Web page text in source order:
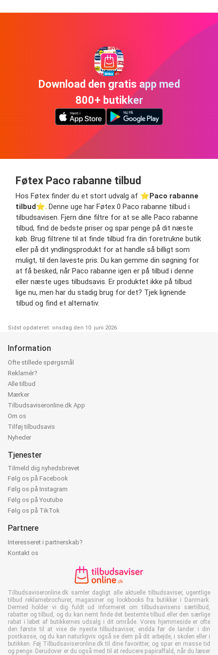
Download den gratis app med
800+ butikker
Føtex Paco rabanne tilbud
Hos Føtex finder du et stort udvalg af ⭐️Paco rabanne
tilbud⭐️. Denne uge har Føtex 0 Paco rabanne tilbud i
tilbudsavisen. Fjern dine filtre for at se alle Paco rabanne
tilbud, find de bedste priser og spar penge på dit næste
køb. Brug filtrene til at finde tilbud fra din foretrukne butik
eller på dit yndlingsprodukt for at handle så billigt som
muligt, til den laveste pris. Du kan gemme din søgning for
at få besked, når Paco rabanne igen er på tilbud i denne
eller næste uges tilbudsavis. Er produktet ikke på tilbud
lige nu, men har du stadig brug for det? Tjek lignende
tilbud og find et alternativ.
Sidst opdateret: onsdag den 10. juni 2026
Information
Ofte stillede spørgsmål
Reklamér?
Alle tilbud
Mærker
Tilbudsaviseronline.dk App
Om os
Tilføj tilbudsavis
Nyheder
Tjenester
Tilmeld dig nyhedsbrevet
Følg os på Facebook
Følg os på Instagram
Følg os på Youtube
Følg os på TikTok
Partnere
Interesseret i partnerskab?
Kontakt os
Tilbudsaviseronline.dk samler dagligt alle aktuelle tilbudsaviser, ugentlige
tilbud reklamebrochurer, magasiner og lookbooks fra butikker i Danmark.
Dermed holder vi dig fuldt ud informeret om tilbudsavisens særtilbud,
rabatter og tilbud, og du kan nemt finde det bestemte tilbud eller den særlige
rabat i løbet af butikkernes udsalg i dit område. Vores hjemmeside er ofte
den første til at vise de nyeste tilbudsaviser, endda før de lander i din
postkasse, og du kan naturligvis også se dem på dit arbejde, i skolen eller i
butikken. Føj Tilbudsaviseronline.dk til dine favoritter, og spar en masse tid
og penge. Derudover er du også med til at reducere papiraffald, når du læser